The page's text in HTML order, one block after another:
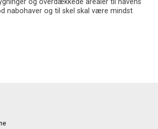
og overdækkede arealer til havens
nabohaver og til skel skal være mindst